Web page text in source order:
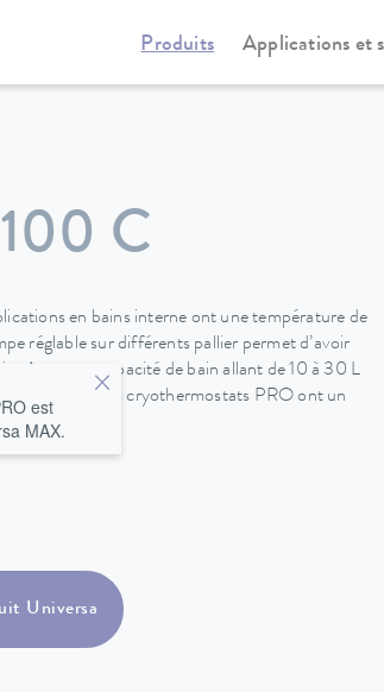
Produits Applications et
Cryothermostats Universa
C
en bains interne ont une température de
réglable sur différents pallier permet d’avoir
Avec une capacité de bain allant de 10 à 30 L
à 1,5 kW, les cryothermostats PRO ont un
est
MAX.
Universa